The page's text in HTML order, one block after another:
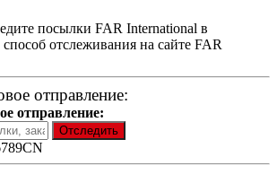
посылки FAR International в
отслеживания на сайте FAR
отправление:
отправление: